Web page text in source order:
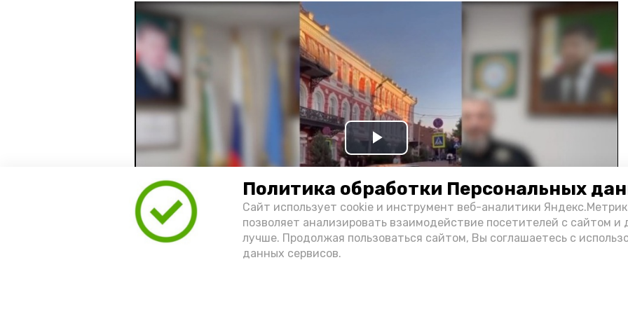
Политика обработки Персональных
Сайт использует cookie и инструмент веб-аналитики
позволяет анализировать взаимодействие посетителей с сайтом и
лучше. Продолжая пользоваться сайтом, Вы соглашаетесь с
данных сервисов.
Play
Video